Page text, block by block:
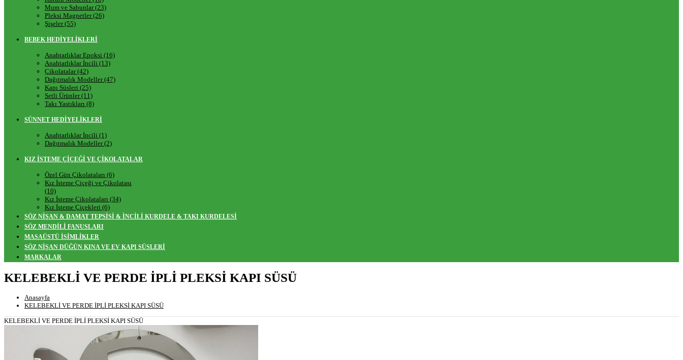
Mum ve Sabunlar (23)
Pleksi Magnetler (26)
Şişeler (55)
BEBEK HEDİYELİKLERİ
Anahtarlıklar Epoksi (16)
Anahtarlıklar İncili (13)
Çikolatalar (42)
Dağıtmalık Modeller (47)
Kapı Süsleri (25)
Setli Ürünler (11)
Takı Yastıkları (8)
SÜNNET HEDİYELİKLERİ
Anahtarlıklar İncili (1)
Dağıtmalık Modeller (2)
KIZ İSTEME ÇİÇEĞİ VE ÇİKOLATALAR
Özel Gün Çikolataları (6)
Kız İsteme Çiçeği ve Çikolatası
(10)
Kız İsteme Çikolataları (34)
Kız İsteme Çiçekleri (6)
SÖZ NİŞAN & DAMAT TEPSİSİ & İNCİLİ KURDELE & TAKI KURDELESİ
SÖZ MENDİLİ FANUSLARI
MASAÜSTÜ İSİMLİKLER
SÖZ NİŞAN DÜĞÜN KINA VE EV KAPI SÜSLERİ
MARKALAR
KELEBEKLİ VE PERDE İPLİ PLEKSİ KAPI SÜSÜ
Anasayfa
KELEBEKLİ VE PERDE İPLİ PLEKSİ KAPI SÜSÜ
KELEBEKLİ VE PERDE İPLİ PLEKSİ KAPI SÜSÜ